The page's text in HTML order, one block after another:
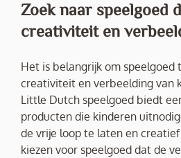
Zoek naar speelgoed
creativiteit en
Het is belangrijk om speelgoed
creativiteit en verbeelding van
Little Dutch speelgoed biedt
producten die kinderen
de vrije loop te laten en
kiezen voor speelgoed dat de